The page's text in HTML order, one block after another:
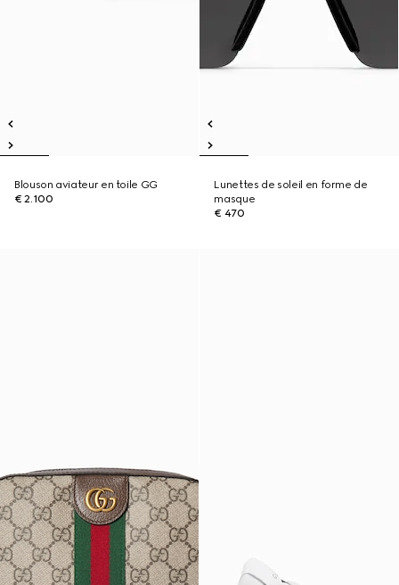
Blouson aviateur en toile GG
€ 2.100
Lunettes de soleil en forme de
masque
€ 470